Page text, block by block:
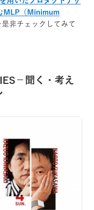
MLP（Minimum
是非チェックしてみて
－聞く・考え